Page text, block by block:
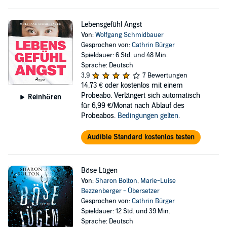
Reinhören
Lebensgefühl Angst
Von:Wolfgang Schmidbauer
Gesprochen von:Cathrin Bürger
Spieldauer: 6 Std. und 48 Min.
Sprache: Deutsch
3,9
7 Bewertungen
14,73 € oder kostenlos mit einem
Probeabo. Verlängert sich automatisch
für 6,99 €/Monat nach Ablauf des
Probeabos. Bedingungen gelten.
Audible Standard kostenlos testen
Böse Lügen
Von:Sharon Bolton, Marie-Luise
Bezzenberger - Übersetzer
Gesprochen von:Cathrin Bürger
Spieldauer: 12 Std. und 39 Min.
Sprache: Deutsch